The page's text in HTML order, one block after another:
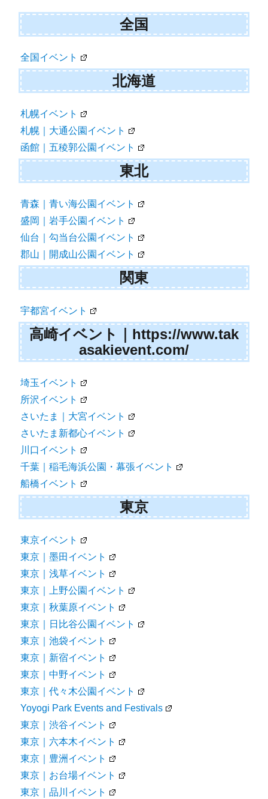
ョ
全国
全国イベント
北海道
札幌イベント
札幌｜大通公園イベント
函館｜五稜郭公園イベント
東北
青森｜青い海公園イベント
盛岡｜岩手公園イベント
仙台｜勾当台公園イベント
郡山｜開成山公園イベント
関東
宇都宮イベント
高崎イベント｜https://www.tak
asakievent.com/
埼玉イベント
所沢イベント
さいたま｜大宮イベント
さいたま新都心イベント
川口イベント
千葉｜稲毛海浜公園・幕張イベント
船橋イベント
東京
東京イベント
東京｜墨田イベント
東京｜浅草イベント
東京｜上野公園イベント
東京｜秋葉原イベント
東京｜日比谷公園イベント
東京｜池袋イベント
東京｜新宿イベント
東京｜中野イベント
東京｜代々木公園イベント
Yoyogi Park Events and Festivals
東京｜渋谷イベント
東京｜六本木イベント
東京｜豊洲イベント
東京｜お台場イベント
東京｜品川イベント